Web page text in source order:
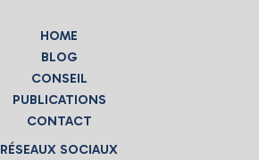
HOME
BLOG
CONSEIL
PUBLICATIONS
CONTACT
RÉSEAUX SOCIAUX